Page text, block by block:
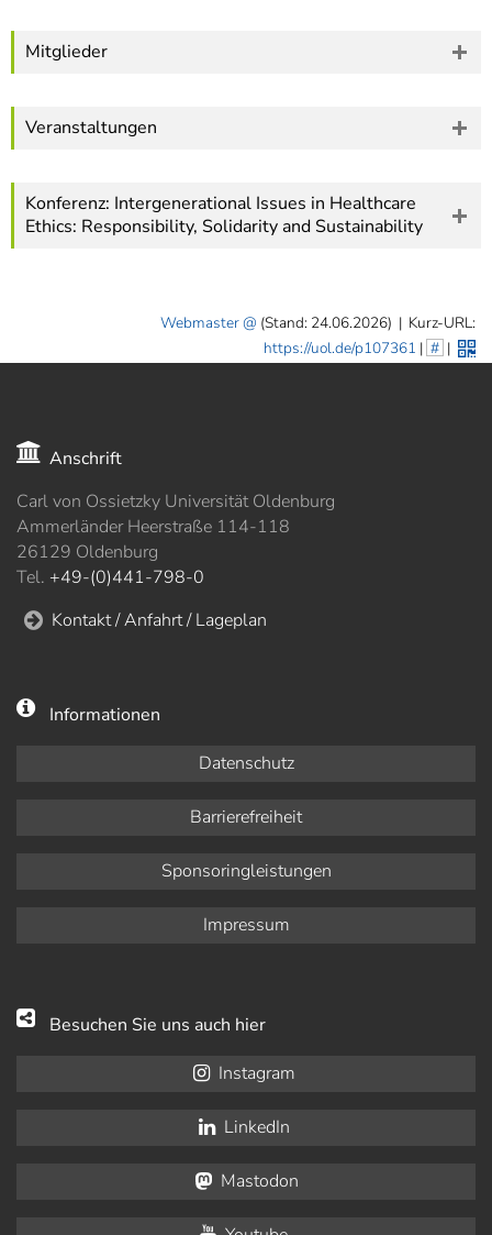
Mitglieder
Veranstaltungen
Konferenz: Intergenerational Issues in Healthcare
Ethics: Responsibility, Solidarity and Sustainability
Webmaster (Stand: 24.06.2026) | Kurz-URL:
https://uol.de/p107361 | # |
Anschrift
Carl von Ossietzky Universität Oldenburg
Ammerländer Heerstraße 114-118
26129 Oldenburg
Tel. +49-(0)441-798-0
Kontakt / Anfahrt / Lageplan
Informationen
Datenschutz
Barrierefreiheit
Sponsoringleistungen
Impressum
Besuchen Sie uns auch hier
Instagram
LinkedIn
Mastodon